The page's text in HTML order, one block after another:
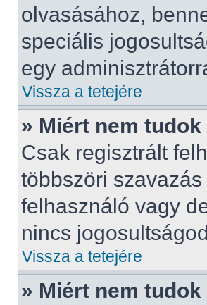
olvasásához,
speciális
egy
Vissza a tetejére
» Miért nem
Csak regisztrált
többszöri
felhasználó vagy
nincs
Vissza a tetejére
» Miért nem